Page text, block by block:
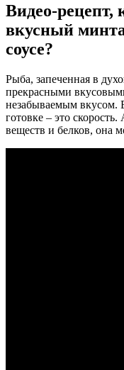
Видео-рецепт,
вкусный
соусе?
Рыба, запеченная в
прекрасными
незабываемым вкусом.
готовке – это
веществ и белков, она